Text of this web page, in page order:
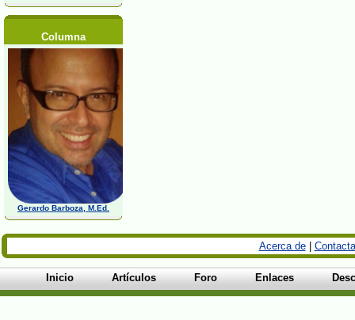
Columna
Gerardo Barboza, M.Ed.
Acerca de|
Inicio Artículos Foro Enlaces